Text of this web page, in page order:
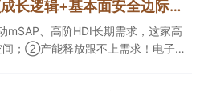
【风口研报回顾】兼顾成长逻辑+基本面安全边际！王牌自营前瞻覆盖“pcb+MLCC+电子布”，梳理AI产业链优质标的“深坑起跳”
、高阶HDI长期需求，这家高
；②产能释放跟不上需求！电子布